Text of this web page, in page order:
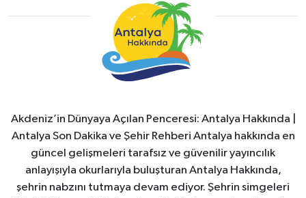
Akdeniz’in Dünyaya Açılan Penceresi: Antalya Hakkında |
Antalya Son Dakika ve Şehir Rehberi Antalya hakkında en
güncel gelişmeleri tarafsız ve güvenilir yayıncılık
anlayışıyla okurlarıyla buluşturan Antalya Hakkında,
şehrin nabzını tutmaya devam ediyor. Şehrin simgeleri